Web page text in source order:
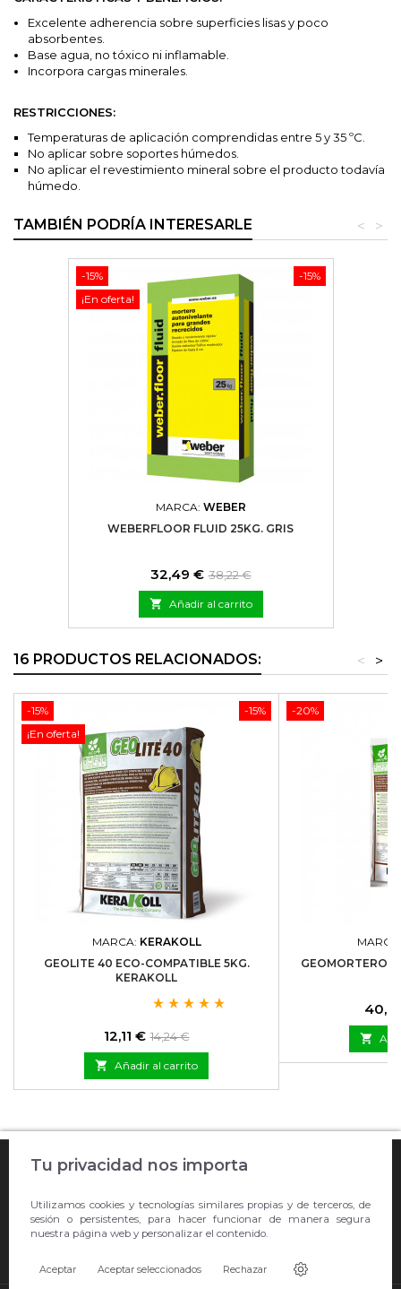
Tu privacidad nos importa
Utilizamos cookies y tecnologías similares propias y de terceros, de
sesión o persistentes, para hacer funcionar de manera segura
nuestra página web y personalizar el contenido.
Aceptar Aceptar seleccionados Rechazar
Excelente adherencia sobre superficies lisas y poco
absorbentes.
Base agua, no tóxico ni inflamable.
Incorpora cargas minerales.
RESTRICCIONES:
Temperaturas de aplicación comprendidas entre 5 y 35 ºC.
No aplicar sobre soportes húmedos.
No aplicar el revestimiento mineral sobre el producto todavía
húmedo.
TAMBIÉN PODRÍA INTERESARLE >
<
-15%
-15%
¡En oferta!
MARCA: WEBER
WEBERFLOOR FLUID 25KG. GRIS
Precio
32,49 € Precio
base
38,22 €
 Añadir al carrito
16 PRODUCTOS RELACIONADOS: >
<
-15%
-15%
¡En oferta!
MARCA: KERAKOLL
GEOLITE 40 ECO-COMPATIBLE 5KG.
KERAKOLL
Precio
12,11 € Precio
base
14,24 €
 Añadir al carrito
-20%
GEOMORTERO

COMPRA ONLINE
EMPRESA 